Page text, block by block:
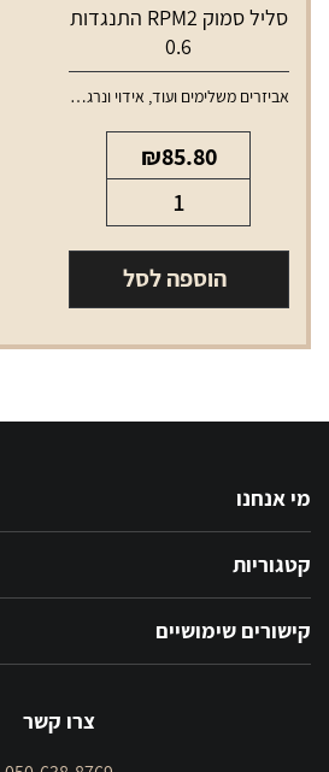
סליל סמוק RPM2 התנגדות
0.6
אביזרים משלימים ועוד, אידוי ונרגילות
₪85.80
של
סליל
סמוק
הוספה לסל
מי אנחנו
קטגוריות
קישורים שימושיים
צרו קשר